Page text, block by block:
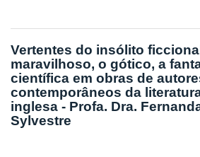
Vertentes do insólito
maravilhoso, o gótico, a
científica em obras de
contemporâneos da
inglesa - Profa. Dra.
Sylvestre